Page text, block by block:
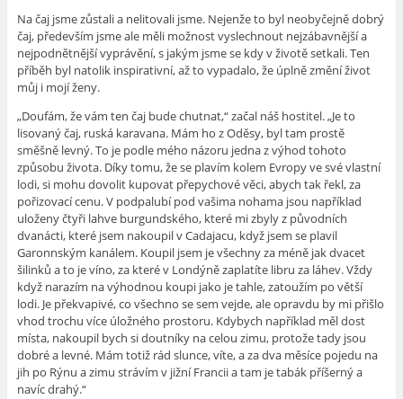
Na čaj jsme zůstali a nelitovali jsme. Nejenže to byl neobyčejně dobrý
čaj, především jsme ale měli možnost vyslechnout nejzábavnější a
nejpodnětnější vyprávění, s jakým jsme se kdy v životě setkali. Ten
příběh byl natolik inspirativní, až to vypadalo, že úplně změní život
můj i mojí ženy.
„Doufám, že vám ten čaj bude chutnat,“ začal náš hostitel. „Je to
lisovaný čaj, ruská karavana. Mám ho z Oděsy, byl tam prostě
směšně levný. To je podle mého názoru jedna z výhod tohoto
způsobu života. Díky tomu, že se plavím kolem Evropy ve své vlastní
lodi, si mohu dovolit kupovat přepychové věci, abych tak řekl, za
pořizovací cenu. V podpalubí pod vašima nohama jsou například
uloženy čtyři lahve burgundského, které mi zbyly z původních
dvanácti, které jsem nakoupil v Cadajacu, když jsem se plavil
Garonnským kanálem. Koupil jsem je všechny za méně jak dvacet
šilinků a to je víno, za které v Londýně zaplatíte libru za láhev. Vždy
když narazím na výhodnou koupi jako je tahle, zatoužím po větší
lodi. Je překvapivé, co všechno se sem vejde, ale opravdu by mi přišlo
vhod trochu více úložného prostoru. Kdybych například měl dost
místa, nakoupil bych si doutníky na celou zimu, protože tady jsou
dobré a levné. Mám totiž rád slunce, víte, a za dva měsíce pojedu na
jih po Rýnu a zimu strávím v jižní Francii a tam je tabák příšerný a
navíc drahý.“